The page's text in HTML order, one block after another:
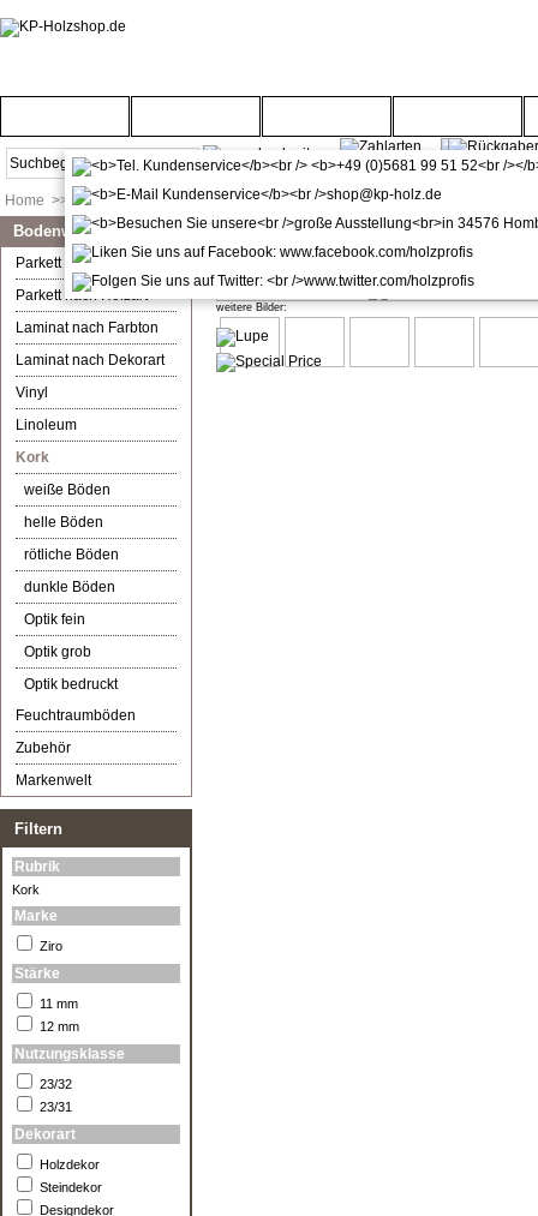
Home >> Bodenwelt >> Kork
Ziro Corelan Beton Kork
weitere Bilder:
Bodenwelt
Parkett nach Farbton
Parkett nach Holzart
Laminat nach Farbton
Laminat nach Dekorart
Vinyl
Linoleum
Kork
weiße Böden
helle Böden
rötliche Böden
dunkle Böden
Optik fein
Optik grob
Optik bedruckt
Feuchtraumböden
Zubehör
Markenwelt
Filtern
Rubrik
Kork
Marke
Ziro
Stärke
11 mm
12 mm
Nutzungsklasse
23/32
23/31
Dekorart
Holzdekor
Steindekor
Designdekor